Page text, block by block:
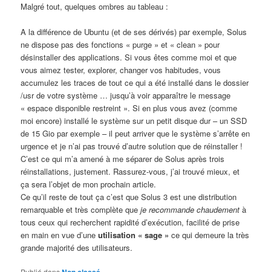
Malgré tout, quelques ombres au tableau :
A la différence de Ubuntu (et de ses dérivés) par exemple, Solus
ne dispose pas des fonctions « purge » et « clean » pour
désinstaller des applications. Si vous êtes comme moi et que
vous aimez tester, explorer, changer vos habitudes, vous
accumulez les traces de tout ce qui a été installé dans le dossier
/usr de votre système … jusqu’à voir apparaître le message
« espace disponible restreint ». Si en plus vous avez (comme
moi encore) installé le système sur un petit disque dur – un SSD
de 15 Gio par exemple – il peut arriver que le système s’arrête en
urgence et je n’ai pas trouvé d’autre solution que de réinstaller !
C’est ce qui m’a amené à me séparer de Solus après trois
réinstallations, justement. Rassurez-vous, j’ai trouvé mieux, et
ça sera l’objet de mon prochain article.
Ce qu’il reste de tout ça c’est que Solus 3 est une distribution
remarquable et très complète queje recommande chaudement à
tous ceux qui recherchent rapidité d’exécution, facilité de prise
en main en vue d’uneutilisation « sage » ce qui demeure la très
grande majorité des utilisateurs.